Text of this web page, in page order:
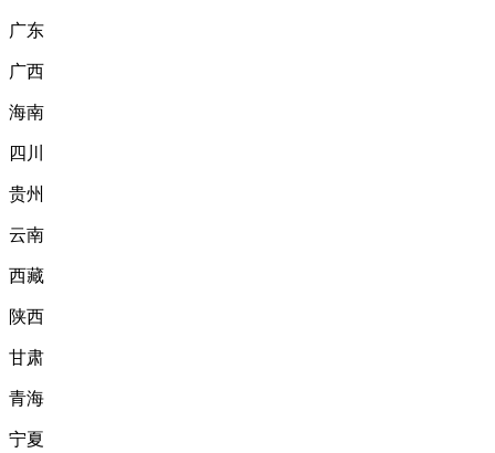
广东
广西
海南
四川
贵州
云南
西藏
陕西
甘肃
青海
宁夏